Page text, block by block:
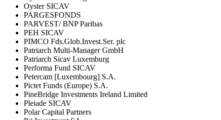
Oyster SICAV
PARGESFONDS
PARVEST/ BNP Paribas
PEH SICAV
PIMCO Fds.Glob.Invest.Ser. plc
Patriarch Multi-Manager GmbH
Patriarch Sicav Luxemburg
Performa Fund SICAV
Petercam [Luxembourg] S.A.
Pictet Funds (Europe) S.A.
PineBridge Investments Ireland Limited
Pleiade SICAV
Polar Capital Partners